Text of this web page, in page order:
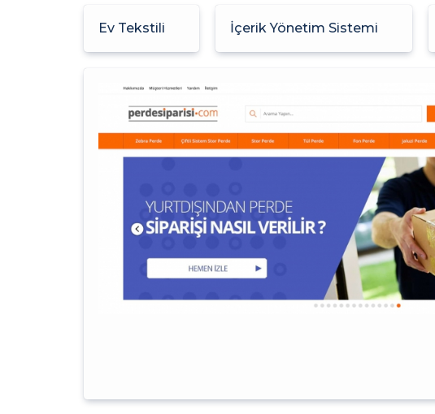
Ev Tekstili İçerik Yönetim Sistemi